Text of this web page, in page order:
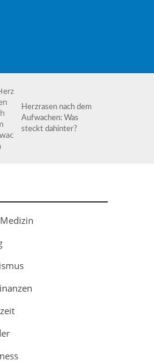
Herzrasen nach dem
Aufwachen: Was
steckt dahinter?